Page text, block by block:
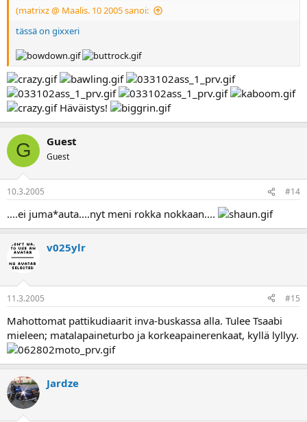
(matrixz @ Maalis. 10 2005 sanoi:
tässä on gixxeri
Häväistys!
G Guest
Guest
10.3.2005 #14
....ei juma*auta....nyt meni rokka nokkaan....
v025ylr
11.3.2005 #15
Mahottomat pattikudiaarit inva-buskassa alla. Tulee Tsaabi
mieleen; matalapaineturbo ja korkeapainerenkaat, kyllä lyllyy.
Jardze